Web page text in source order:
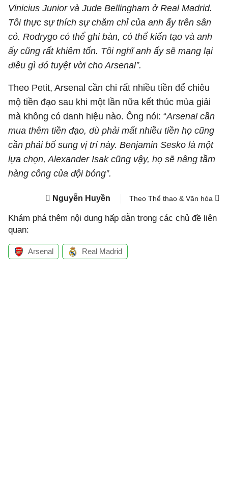
Vinicius Junior và Jude Bellingham ở Real Madrid.
Tôi thực sự thích sự chăm chỉ của anh ấy trên sân
cỏ. Rodrygo có thể ghi bàn, có thể kiến tạo và anh
ấy cũng rất khiêm tốn. Tôi nghĩ anh ấy sẽ mang lại
điều gì đó tuyệt vời cho Arsenal”.
Theo Petit, Arsenal cần chi rất nhiều tiền để chiêu
mộ tiền đạo sau khi một lần nữa kết thúc mùa giải
mà không có danh hiệu nào. Ông nói: “Arsenal cần
mua thêm tiền đạo, dù phải mất nhiều tiền họ cũng
cần phải bổ sung vị trí này. Benjamin Sesko là một
lựa chọn, Alexander Isak cũng vậy, họ sẽ nâng tầm
hàng công của đội bóng”.
Nguyễn Huyền Theo Thể thao & Văn hóa
Khám phá thêm nội dung hấp dẫn trong các chủ đề liên
quan:
Arsenal Real Madrid